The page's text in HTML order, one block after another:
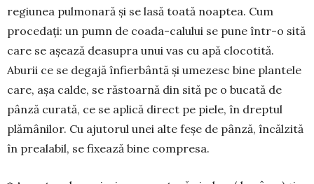
regiunea pulmonară și se lasă toată noaptea. Cum
procedați: un pumn de coada-calului se pune într-o sită
care se așează deasupra unui vas cu apă clocotită.
Aburii ce se degajă înfierbântă și umezesc bine plantele
care, așa calde, se răstoarnă din sită pe o bucată de
pânză curată, ce se aplică direct pe piele, în dreptul
plămânilor. Cu ajutorul unei alte feșe de pânză, încălzită
în prealabil, se fixează bine compresa.